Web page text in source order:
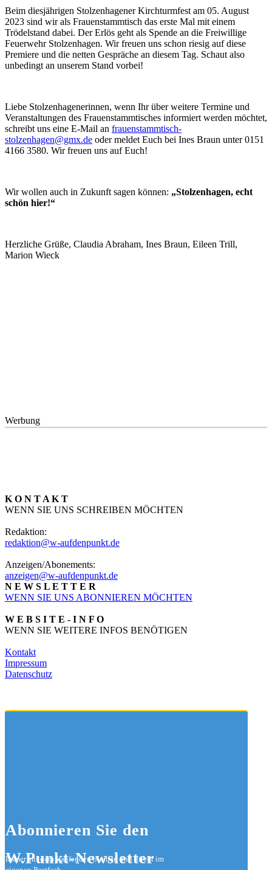
Beim diesjährigen Stolzenhagener Kirchturmfest am 05. August
2023 sind wir als Frauenstammtisch das erste Mal mit einem
Trödelstand dabei. Der Erlös geht als Spende an die Freiwillige
Feuerwehr Stolzenhagen. Wir freuen uns schon riesig auf diese
Premiere und die netten Gespräche an diesem Tag. Schaut also
unbedingt an unserem Stand vorbei!
Liebe Stolzenhagenerinnen, wenn Ihr über weitere Termine und
Veranstaltungen des Frauenstammtisches informiert werden möchtet,
schreibt uns eine E-Mail an frauenstammtisch-
stolzenhagen@gmx.de oder meldet Euch bei Ines Braun unter 0151
4166 3580. Wir freuen uns auf Euch!
Wir wollen auch in Zukunft sagen können: „Stolzenhagen, echt
schön hier!“
Herzliche Grüße, Claudia Abraham, Ines Braun, Eileen Trill,
Marion Wieck
Werbung
K O N T A K T
WENN SIE UNS SCHREIBEN MÖCHTEN
Redaktion:
redaktion@w-aufdenpunkt.de
Anzeigen/Abonements:
anzeigen@w-aufdenpunkt.de
N E W S L E T T E R
WENN SIE UNS ABONNIEREN MÖCHTEN
W E B S I T E - I N F O
WENN SIE WEITERE INFOS BENÖTIGEN
Kontakt
Impressum
Datenschutz
Abonnieren Sie den
W.Punkt-Newsletter
Immer auf dem Laufenden bleiben und direkt im